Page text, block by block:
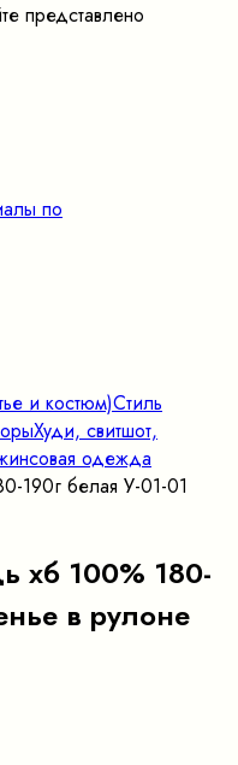
представлено
по
и костюм)Стиль
Худи, свитшот,
одежда
190г белая У-01-01
хб 100% 180-
в рулоне